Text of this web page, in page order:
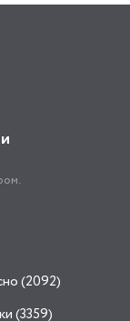
(2092)
(3359)